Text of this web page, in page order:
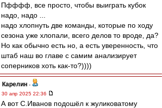
Пфффф, все просто, чтобы выиграть кубок
надо, надо ...
надо хлопнуть две команды, которые по ходу
сезона уже хлопали, всего делов то вроде, да?
Но как обычно есть но, а есть уверенность, что
штаб наш во главе с самим анализирует
соперников хоть как-то?))))
Карелин -
30 апр 2025 22:36
А вот С.Иванов подошёл к жуликоватому